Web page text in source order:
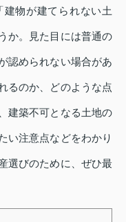
物が建てられない土
か。見た目には普通の
認められない場合があ
るのか、どのような点
建築不可となる土地の
い注意点などをわかり
選びのために、ぜひ最